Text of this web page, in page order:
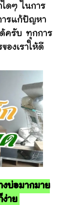
ดๆ ในการ
ารแก้ปัญหา
ด้ครับ ทุกการ
องเราให้ดี
งบ่อมากมาย
ง่าย